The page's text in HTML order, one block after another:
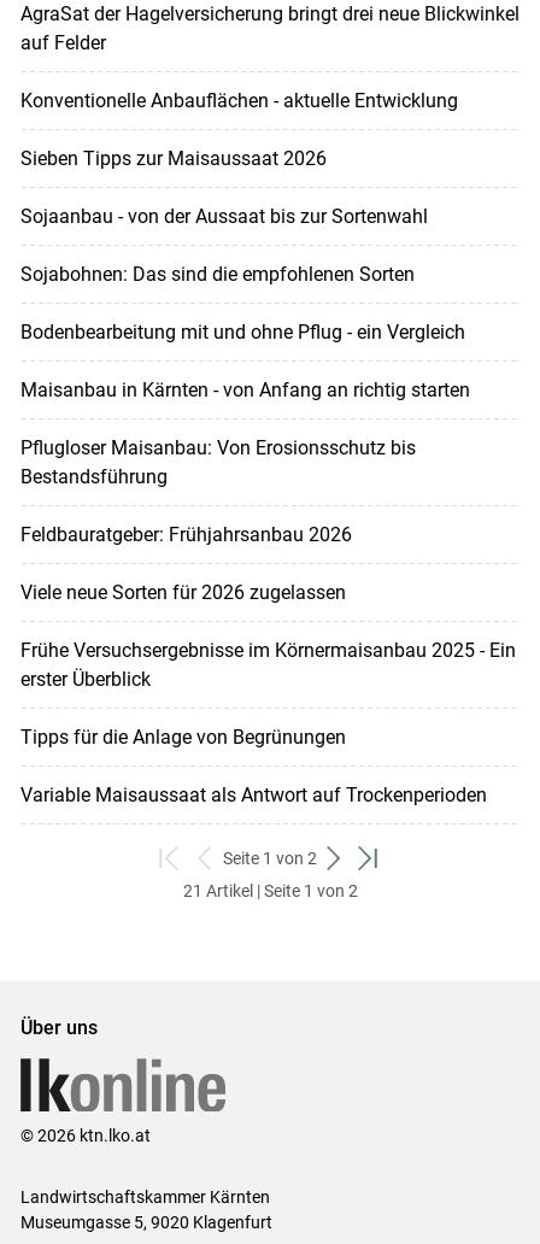
AgraSat der Hagelversicherung bringt drei neue Blickwinkel
auf Felder
Konventionelle Anbauflächen - aktuelle Entwicklung
Sieben Tipps zur Maisaussaat 2026
Sojaanbau - von der Aussaat bis zur Sortenwahl
Sojabohnen: Das sind die empfohlenen Sorten
Bodenbearbeitung mit und ohne Pflug - ein Vergleich
Maisanbau in Kärnten - von Anfang an richtig starten
Pflugloser Maisanbau: Von Erosionsschutz bis
Bestandsführung
Feldbauratgeber: Frühjahrsanbau 2026
Viele neue Sorten für 2026 zugelassen
Frühe Versuchsergebnisse im Körnermaisanbau 2025 - Ein
erster Überblick
Tipps für die Anlage von Begrünungen
Variable Maisaussaat als Antwort auf Trockenperioden
zum
ersten
zurück
zum
Seite 1 von 2
weiter
zum
zum
21 Artikel | Seite 1 von 2
Über uns
© 2026 ktn.lko.at
Landwirtschaftskammer Kärnten
Museumgasse 5, 9020 Klagenfurt